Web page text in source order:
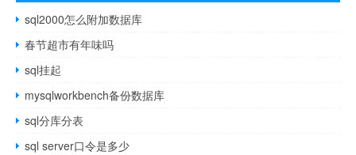
sql2000怎么附加数据库
春节超市有年味吗
sql挂起
mysqlworkbench备份数据库
sql分库分表
sql server口令是多少